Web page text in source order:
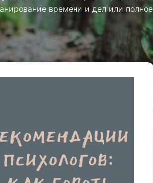
времени и дел или полное